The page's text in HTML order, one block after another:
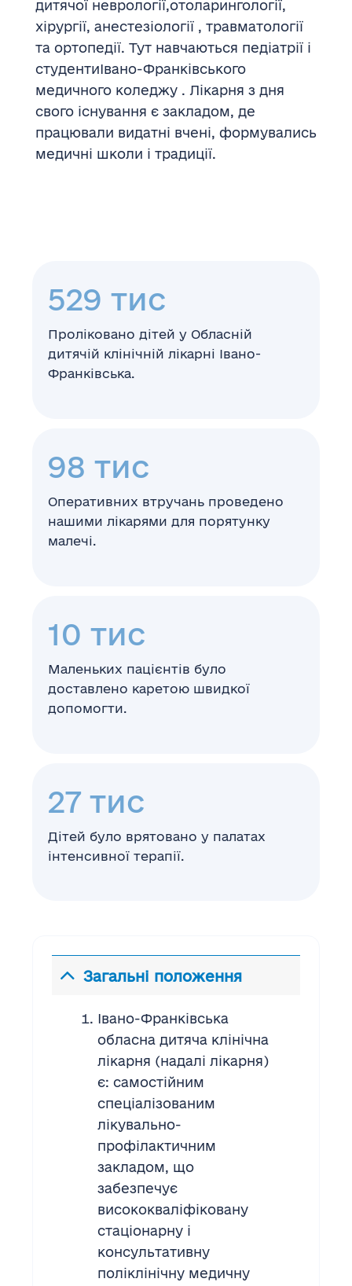
дитячої неврології,отоларингології,
хірургії, анестезіології , травматології
та ортопедії. Тут навчаються педіатрії і
студентиІвано-Франківського
медичного коледжу . Лікарня з дня
свого існування є закладом, де
працювали видатні вчені, формувались
медичні школи і традиції.
530 тис
Проліковано дітей у Обласній
дитячій клінічній лікарні Івано-
Франківська.
98 тис
Оперативних втручань проведено
нашими лікарями для порятунку
малечі.
10 тис
Маленьких пацієнтів було
доставлено каретою швидкої
допомогти.
27 тис
Дітей було врятовано у палатах
інтенсивної терапії.
Загальні положення
Івано-Франківська
обласна дитяча клінічна
лікарня (надалі лікарня)
є: самостійним
спеціалізованим
лікувально-
профілактичним
закладом, що
забезпечує
висококваліфіковану
стаціонарну і
консультативну
поліклінічну медичну